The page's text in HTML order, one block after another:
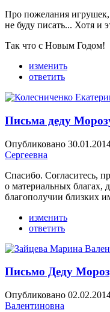
Про пожелания игрушек,
не буду писать... Хотя и
Так что с Новым Годом!
изменить
ответить
Письма деду
Опубликовано
Сергеевна
Спасибо. Согласитесь,
о материальных благах,
благополучии близких
изменить
ответить
Письмо Деду
Опубликовано
Валентиновна